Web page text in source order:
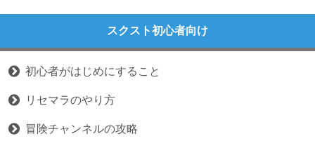
スクスト初心者向け
初心者がはじめにすること
リセマラのやり方
冒険チャンネルの攻略